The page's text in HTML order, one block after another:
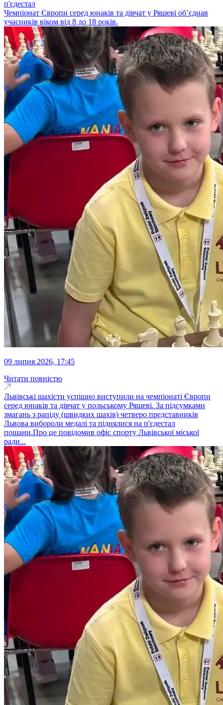
п'єдестал
Чемпіонат Європи серед юнаків та дівчат у Ряшеві об’єднав
учасників віком від 8 до 18 років.
09 липня 2026, 17:45
Читати повністю
Львівські шахісти успішно виступили на чемпіонаті Європи
серед юнаків та дівчат у польському Ряшеві. За підсумками
змагань з рапіду (швидких шахів) четверо представників
Львова вибороли медалі та піднялися на п'єдестал
пошани.Про це повідомив офіс спорту Львівської міської
ради...